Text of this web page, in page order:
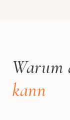
Warum
kann